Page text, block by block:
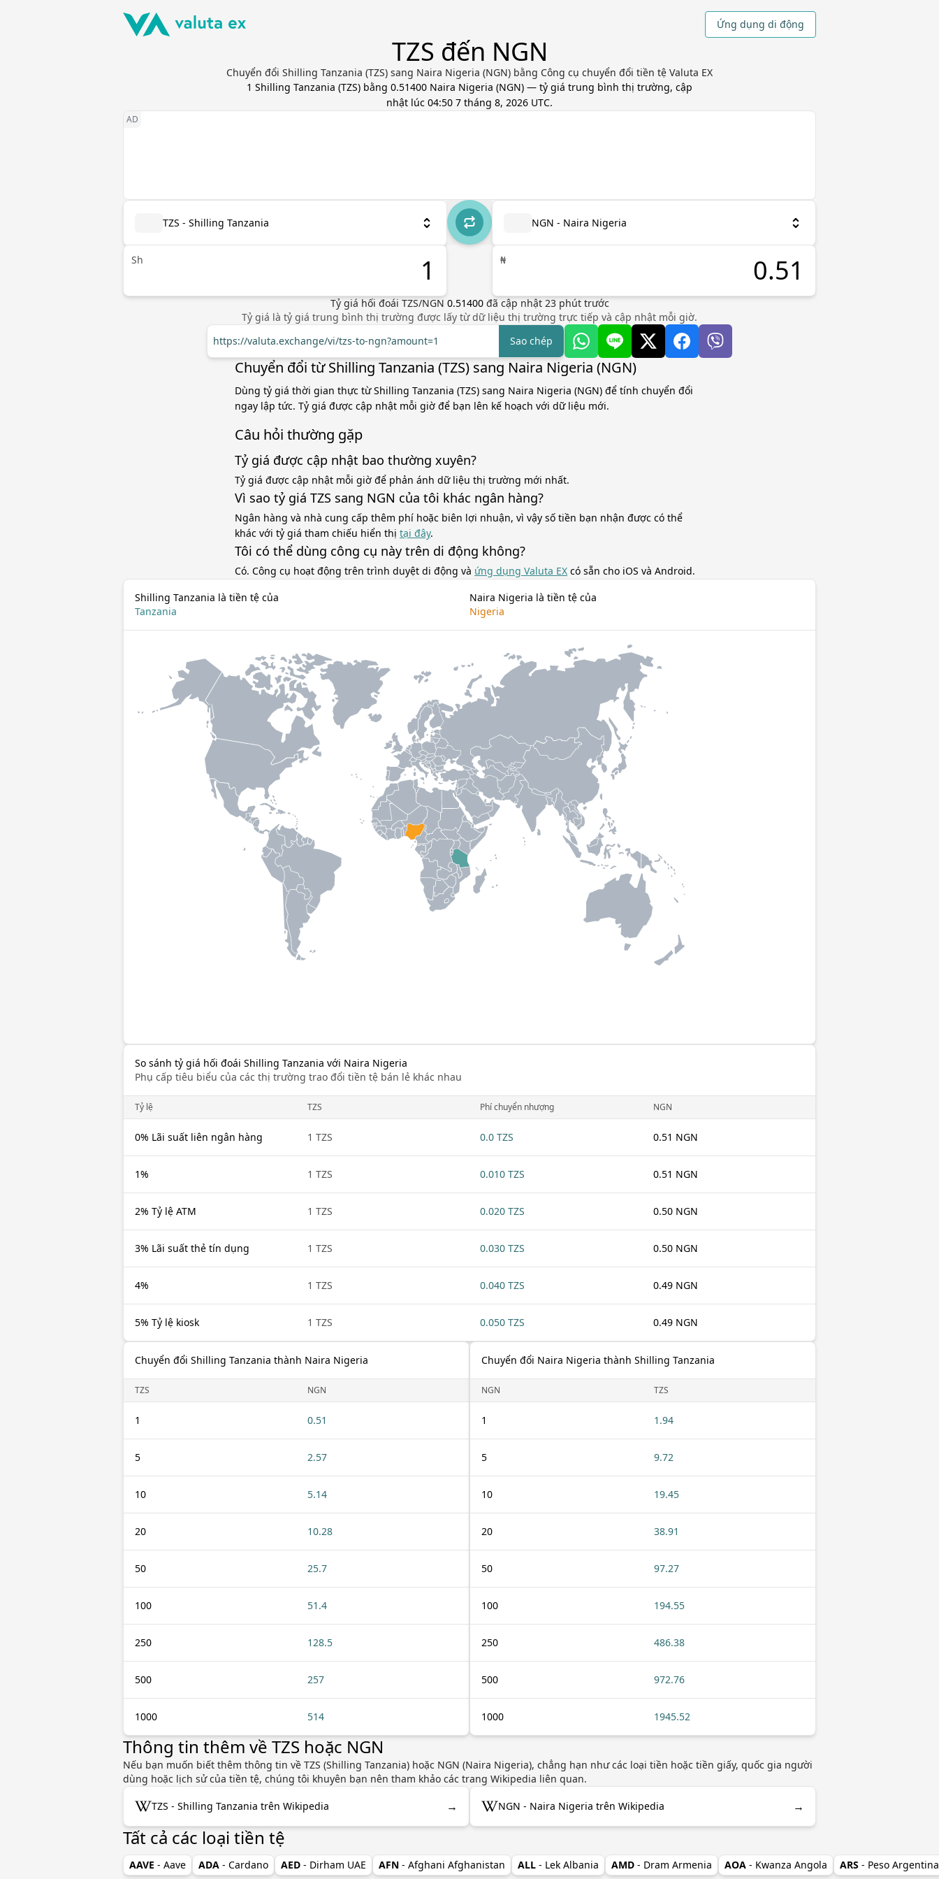
Ứng dụng di động
TZS đến NGN
Chuyển đổi Shilling Tanzania (TZS) sang Naira Nigeria (NGN) bằng Công cụ chuyển đổi tiền tệ Valuta EX
1 Shilling Tanzania (TZS) bằng 0.51400 Naira Nigeria (NGN) — tỷ giá trung bình thị trường, cập
nhật lúc 04:50 7 tháng 8, 2026 UTC.
TZS - Shilling Tanzania
Sh
NGN - Naira Nigeria
₦
Tỷ giá hối đoái TZS/NGN 0.51400 đã cập nhật 23phút trước
Tỷ giá là tỷ giá trung bình thị trường được lấy từ dữ liệu thị trường trực tiếp và cập nhật mỗi giờ.
https://valuta.exchange/vi/tzs-to-ngn?amount=1
Sao chép
Chuyển đổi từ Shilling Tanzania (TZS) sang Naira Nigeria (NGN)
Dùng tỷ giá thời gian thực từ Shilling Tanzania (TZS) sang Naira Nigeria (NGN) để tính chuyển đổi
ngay lập tức. Tỷ giá được cập nhật mỗi giờ để bạn lên kế hoạch với dữ liệu mới.
Câu hỏi thường gặp
Tỷ giá được cập nhật bao thường xuyên?
Tỷ giá được cập nhật mỗi giờ để phản ánh dữ liệu thị trường mới nhất.
Vì sao tỷ giá TZS sang NGN của tôi khác ngân hàng?
Ngân hàng và nhà cung cấp thêm phí hoặc biên lợi nhuận, vì vậy số tiền bạn nhận được có thể
khác với tỷ giá tham chiếu hiển thị tại đây.
Tôi có thể dùng công cụ này trên di động không?
Có. Công cụ hoạt động trên trình duyệt di động và ứng dụng Valuta EX có sẵn cho iOS và Android.
Shilling Tanzania là tiền tệ của
Tanzania
Naira Nigeria là tiền tệ của
Nigeria
So sánh tỷ giá hối đoái Shilling Tanzania với Naira Nigeria
Phụ cấp tiêu biểu của các thị trường trao đổi tiền tệ bán lẻ khác nhau
Tỷ lệ TZS Phí chuyển nhượng NGN
0% Lãi suất liên ngân hàng 1 TZS 0.0 TZS 0.51 NGN
1% 1 TZS 0.010 TZS 0.51 NGN
2% Tỷ lệ ATM 1 TZS 0.020 TZS 0.50 NGN
3% Lãi suất thẻ tín dụng 1 TZS 0.030 TZS 0.50 NGN
4% 1 TZS 0.040 TZS 0.49 NGN
5% Tỷ lệ kiosk 1 TZS 0.050 TZS 0.49 NGN
Chuyển đổi Shilling Tanzania thành Naira Nigeria
TZS NGN
1 0.51
5 2.57
10 5.14
20 10.28
50 25.7
100 51.4
250 128.5
500 257
1000 514
Chuyển đổi Naira Nigeria thành Shilling Tanzania
NGN TZS
1 1.94
5 9.72
10 19.45
20 38.91
50 97.27
100 194.55
250 486.38
500 972.76
1000 1945.52
Thông tin thêm về TZS hoặc NGN
Nếu bạn muốn biết thêm thông tin về TZS (Shilling Tanzania) hoặc NGN (Naira Nigeria), chẳng hạn như các loại tiền hoặc tiền giấy, quốc gia người
dùng hoặc lịch sử của tiền tệ, chúng tôi khuyên bạn nên tham khảo các trang Wikipedia liên quan.
TZS - Shilling Tanzania trên Wikipedia → NGN - Naira Nigeria trên Wikipedia →
Tất cả các loại tiền tệ
AAVE - Aave ADA - Cardano AED - Dirham UAE AFN - Afghani Afghanistan ALL - Lek Albania AMD - Dram Armenia AOA - Kwanza Angola ARS - Peso Argentina